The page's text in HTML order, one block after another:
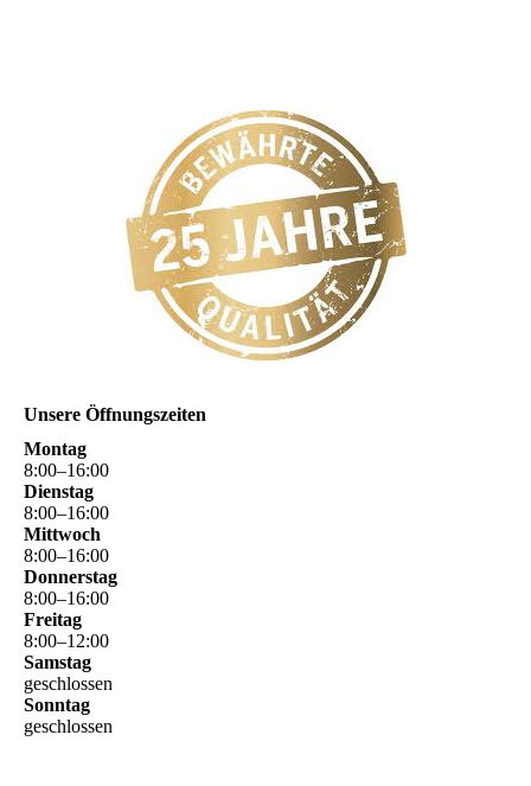
Unsere Öffnungszeiten
Montag
8:00–16:00
Dienstag
8:00–16:00
Mittwoch
8:00–16:00
Donnerstag
8:00–16:00
Freitag
8:00–12:00
Samstag
geschlossen
Sonntag
geschlossen